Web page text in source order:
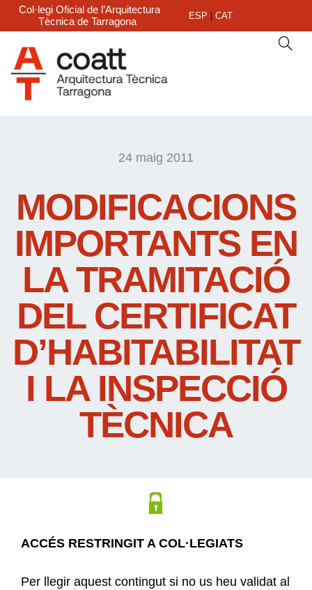
Col·legi Oficial de l’Arquitectura
Tècnica de Tarragona
ESP CAT
24 maig 2011
MODIFICACIONS
IMPORTANTS EN
LA TRAMITACIÓ
DEL CERTIFICAT
D’HABITABILITAT
I LA INSPECCIÓ
TÈCNICA
ACCÉS RESTRINGIT A COL·LEGIATS
Per llegir aquest contingut si no us heu validat al